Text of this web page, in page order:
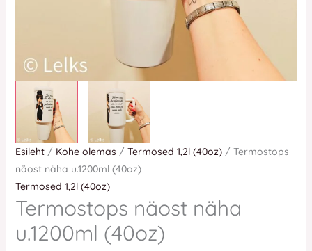
Esileht/ Kohe olemas / Termosed 1,2l (40oz)/ Termostops
näost näha u.1200ml (40oz)
Termosed 1,2l (40oz)
Termostops näost näha
u.1200ml (40oz)